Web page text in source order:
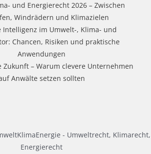
und Energierecht 2026 – Zwischen
Windrädern und Klimazielen
Intelligenz im Umwelt-, Klima- und
Chancen, Risiken und praktische
Anwendungen
Zukunft – Warum clevere Unternehmen
Anwälte setzen sollten
- Umweltrecht, Klimarecht,
Energierecht